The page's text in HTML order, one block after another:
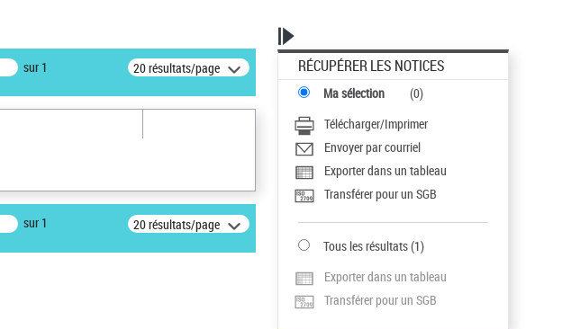
sur 1 20 résultats/page
sur 1 20 résultats/page
RÉCUPÉRER LES NOTICES
Ma sélection (0)
Télécharger/Imprimer
Envoyer par courriel
Exporter dans un tableau
Transférer pour un SGB
Tous les résultats(1)
Exporter dans un tableau
Transférer pour un SGB